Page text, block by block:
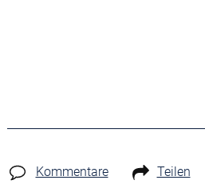
Kommentare Teilen